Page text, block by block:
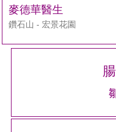
麥德華醫生
鑽石山 - 宏景花園